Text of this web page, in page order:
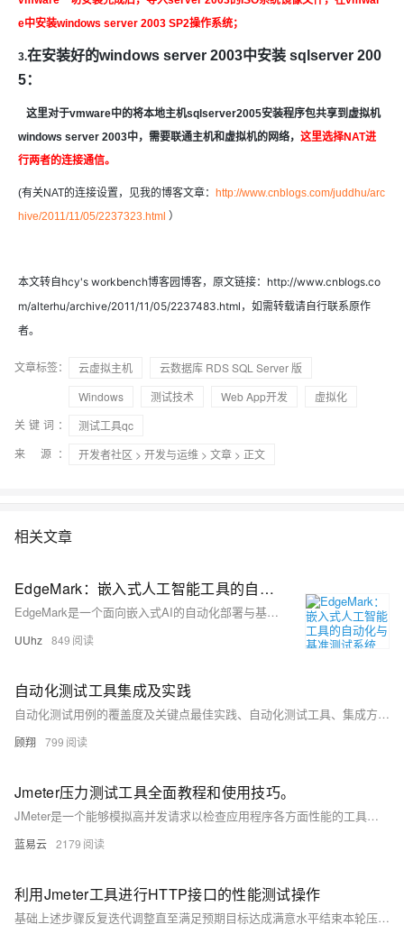
e中安装windows server 2003 SP2操作系统；
3.在安装好的windows server 2003中安装 sqlserver 200
5：
这里对于vmware中的将本地主机sqlserver2005安装程序包共享到虚拟机
windows server 2003中，需要联通主机和虚拟机的网络， 这里选择NAT进
行两者的连接通信。
(有关NAT的连接设置，见我的博客文章：
http://www.cnblogs.com/juddhu/arc
hive/2011/11/05/2237323.html ）
本文转自hcy's workbench博客园博客，原文链接：http://www.cnblogs.co
m/alterhu/archive/2011/11/05/2237483.html ，如需转载请自行联系原作
者。
文章标签： 云虚拟主机
云数据库 RDS SQL Server 版
Windows
测试技术 Web App开发
虚拟化
关键词：
测试工具qc
来 源：
开发者社区 > 开发与运维 > 文章 > 正文
相关文章
EdgeMark：嵌入式人工智能工具的自动化与基准测试系统——论文阅读
EdgeMark是一个面向嵌入式AI的自动化部署与基准测试系统，支持TensorFlow Lite Micro、Edge Impulse等主流工具，通过模块化架构实现模型生成、优化、转换与部署全流程自动化，并提供跨平台性能对比，助力开发者在资源受限设备上高效选择与部署AI模型。
UUhz 849
自动化测试工具集成及实践
自动化测试用例的覆盖度及关键点最佳实践、自动化测试工具、集成方法、自动化脚本编写等（兼容多语言（Java、Python、Go、C++、C#等）、多框架（Spring、React、Vue等））
顾翔 799
Jmeter压力测试工具全面教程和使用技巧。
JMeter是一个能够模拟高并发请求以检查应用程序各方面性能的工具，包括但不限于前端页面、后端服务及数据库系统。熟练使用JMeter不仅能够帮助发现性能瓶颈，还能在软件开发早期就预测系统在面对真实用户压力时的表现，确保软件质量和用户体验。在上述介绍的基础上，建议读者结合官方文档和社区最佳实践，持续深入学习和应用。
蓝易云 2179
利用Jmeter工具进行HTTP接口的性能测试操作
基础上述步骤反复迭代调整直至满足预期目标达成满意水平结束本轮压力评估周期进入常态监控阶段持续关注系统运转状态及时发现处理新出现问题保障服务稳定高效运作